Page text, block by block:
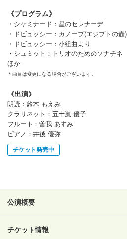
《プログラム》
・シャミナード：星のセレナーデ
・ドビュッシー：カノープ(エジプトの壺)
・ドビュッシー：小組曲より
・シュミット：トリオのためのソナチネ
ほか
＊曲目は変更になる場合がございます。
《出演》
朗読：鈴木 もえみ
クラリネット：五十嵐 優子
フルート：曽我 あすみ
ピアノ：井後 優弥
チケット発売中
公演概要
チケット情報